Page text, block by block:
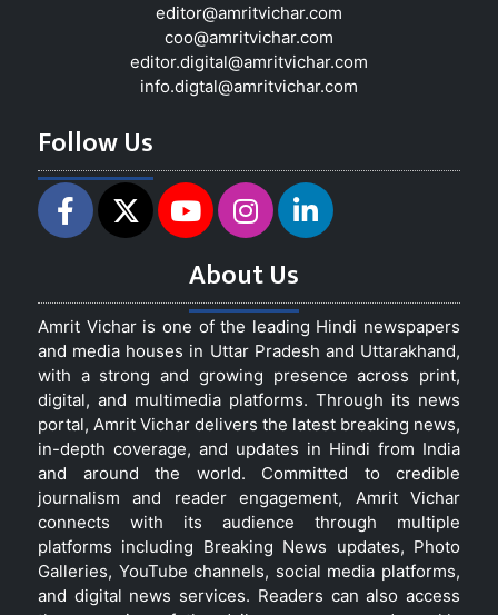
editor@amritvichar.com
coo@amritvichar.com
editor.digital@amritvichar.com
info.digtal@amritvichar.com
Follow Us
About Us
Amrit Vichar is one of the leading Hindi newspapers
and media houses in Uttar Pradesh and Uttarakhand,
with a strong and growing presence across print,
digital, and multimedia platforms. Through its news
portal, Amrit Vichar delivers the latest breaking news,
in-depth coverage, and updates in Hindi from India
and around the world. Committed to credible
journalism and reader engagement, Amrit Vichar
connects with its audience through multiple
platforms including Breaking News updates, Photo
Galleries, YouTube channels, social media platforms,
and digital news services. Readers can also access